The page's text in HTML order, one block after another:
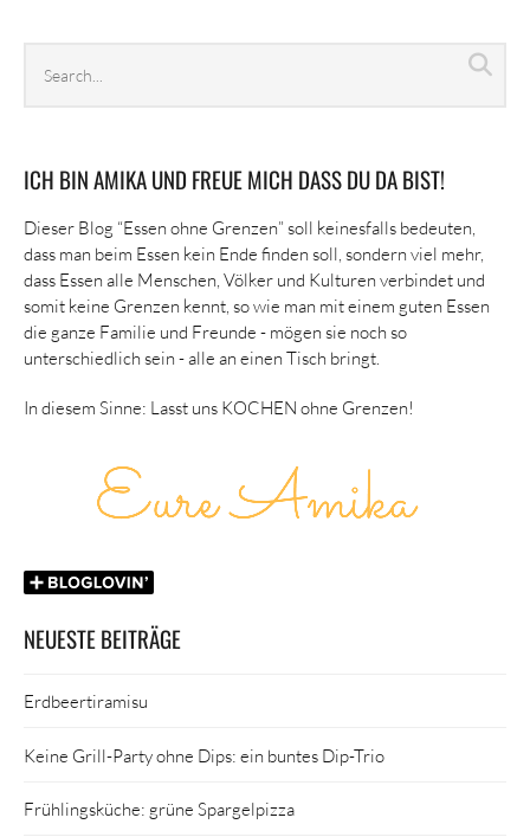
archives
ICH BIN AMIKA UND FREUE MICH DASS DU DA BIST!
Dieser Blog “Essen ohne Grenzen” soll keinesfalls bedeuten,
dass man beim Essen kein Ende finden soll, sondern viel mehr,
dass Essen alle Menschen, Völker und Kulturen verbindet und
somit keine Grenzen kennt, so wie man mit einem guten Essen
die ganze Familie und Freunde - mögen sie noch so
unterschiedlich sein - alle an einen Tisch bringt.
In diesem Sinne: Lasst uns KOCHEN ohne Grenzen!
NEUESTE BEITRÄGE
Erdbeertiramisu
Keine Grill-Party ohne Dips: ein buntes Dip-Trio
Frühlingsküche: grüne Spargelpizza